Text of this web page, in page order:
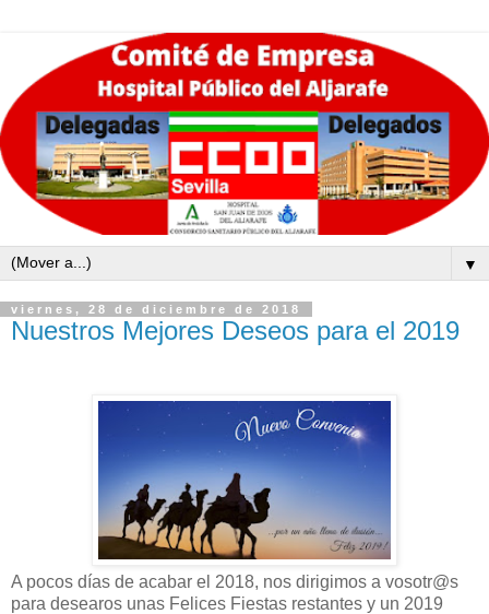
▼
viernes, 28 de diciembre de 2018
Nuestros Mejores Deseos para el 2019
A pocos días de acabar el 2018, nos dirigimos a vosotr@s
para desearos unas Felices Fiestas restantes y un 2019